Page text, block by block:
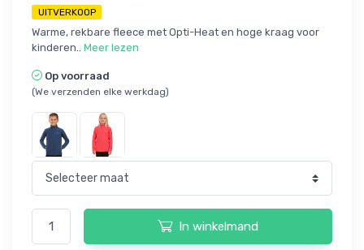
UITVERKOOP
Warme, rekbare fleece met Opti-Heat en hoge kraag voor
kinderen.. Meer lezen
Op voorraad
(We verzenden elke werkdag)
In winkelmand